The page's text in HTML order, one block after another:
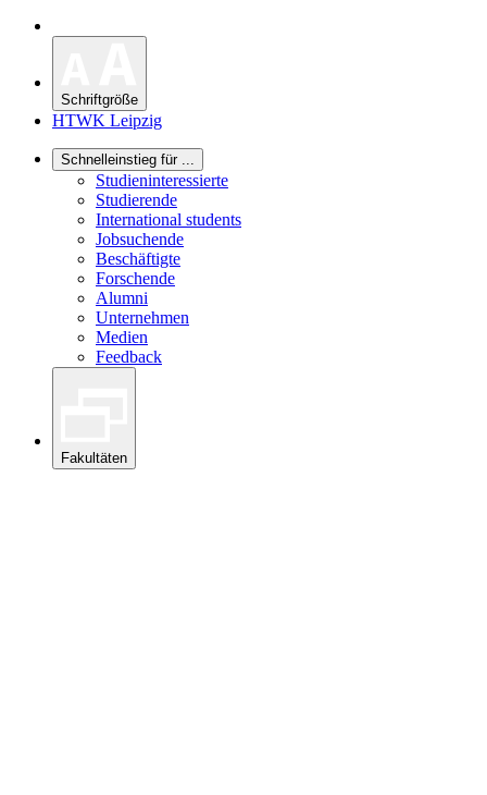
Schriftgröße
HTWK Leipzig
Schnelleinstieg für ...
Studieninteressierte
Studierende
International students
Jobsuchende
Beschäftigte
Forschende
Alumni
Unternehmen
Medien
Feedback
Fakultäten